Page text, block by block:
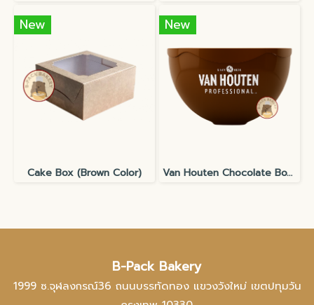
New
Cake Box (Brown Color)
New
Van Houten Chocolate Bowl 4000ml
B-Pack Bakery
1999 ซ.จุฬลงกรณ์36 ถนนบรรทัดทอง แขวงวังใหม่ เขตปทุมวัน